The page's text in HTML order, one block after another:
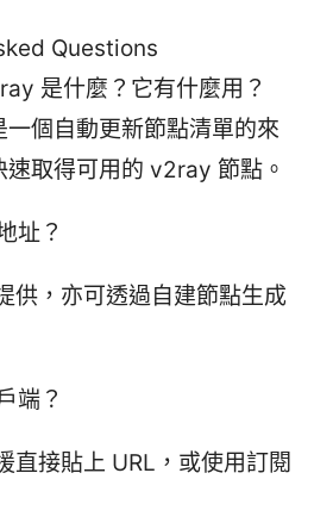
Questions
是什麼？它有什麼用？
一個自動更新節點清單的來
速取得可用的 v2ray 節點。
址？
供，亦可透過自建節點生成
端？
直接貼上 URL，或使用訂閱